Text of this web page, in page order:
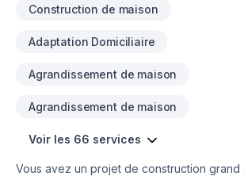
as well thx
Construction de maison
Adaptation Domiciliaire
Agrandissement de maison
Agrandissement de maison
Voir les 66 services
Vous avez un projet de construction grand